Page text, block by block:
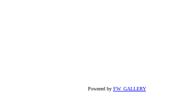
Powered by FW_GALLERY